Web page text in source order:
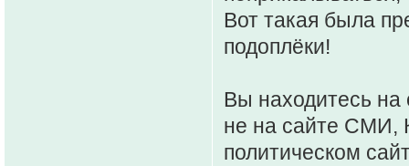
Вот такая была
подоплёки!
Вы находитесь на
не на сайте СМИ,
политическом